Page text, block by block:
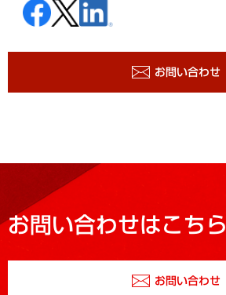
お問い合わせ
お問い合わせはこちら
お問い合わせ